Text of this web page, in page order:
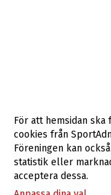
För att hemsidan
cookies från
Föreningen kan
statistik eller
acceptera dessa.